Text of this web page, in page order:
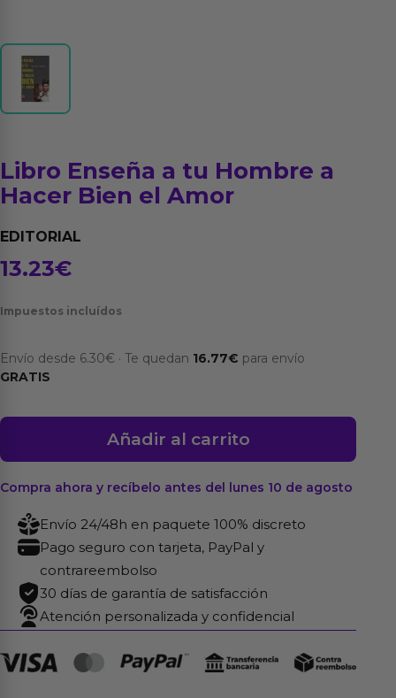
Libro Enseña a tu Hombre a
Hacer Bien el Amor
EDITORIAL
13.23€
Impuestos incluídos
Envío desde 6.30€ · Te quedan 16.77€ para envío
GRATIS
Libro
tu
Hombre
Hacer
Bien
Amor
cantidad
Añadir al carrito
Compra ahora y recíbelo antes del lunes 10 de agosto
Envío 24/48h en paquete 100% discreto
Pago seguro con tarjeta, PayPal y
contrareembolso
30 días de garantía de satisfacción
Atención personalizada y confidencial